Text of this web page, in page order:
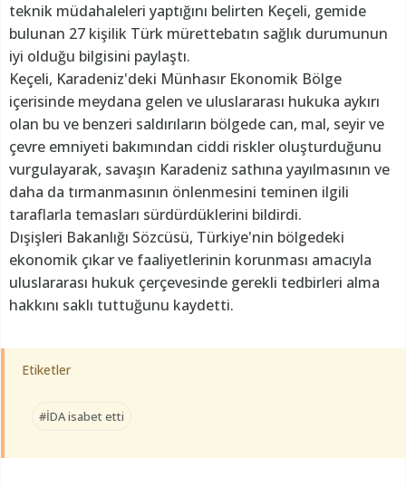
teknik müdahaleleri yaptığını belirten Keçeli, gemide
bulunan 27 kişilik Türk mürettebatın sağlık durumunun
iyi olduğu bilgisini paylaştı.
Keçeli, Karadeniz'deki Münhasır Ekonomik Bölge
içerisinde meydana gelen ve uluslararası hukuka aykırı
olan bu ve benzeri saldırıların bölgede can, mal, seyir ve
çevre emniyeti bakımından ciddi riskler oluşturduğunu
vurgulayarak, savaşın Karadeniz sathına yayılmasının ve
daha da tırmanmasının önlenmesini teminen ilgili
taraflarla temasları sürdürdüklerini bildirdi.
Dışişleri Bakanlığı Sözcüsü, Türkiye'nin bölgedeki
ekonomik çıkar ve faaliyetlerinin korunması amacıyla
uluslararası hukuk çerçevesinde gerekli tedbirleri alma
hakkını saklı tuttuğunu kaydetti.
Etiketler
#İDA isabet etti